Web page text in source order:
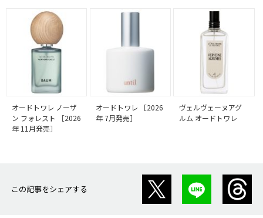
オードトワレ ノーザ
ン フォレスト ［2026
年 11月発売］
オードトワレ ［2026
年 7月発売］
ヴェルヴェーヌアグ
ルム オードトワレ
この記事をシェアする